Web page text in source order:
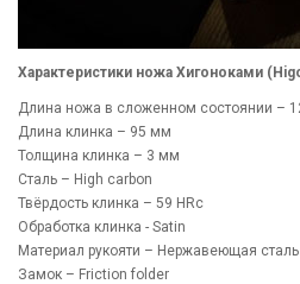
Характеристики ножа Хигоноками
Длина ножа в сложенном состоянии –
Длина клинка – 95 мм
Толщина клинка – 3 мм
Сталь – High carbon
Твёрдость клинка – 59 HRc
Обработка клинка - Satin
Материал рукояти – Нержавеющая сталь
Замок – Friction folder